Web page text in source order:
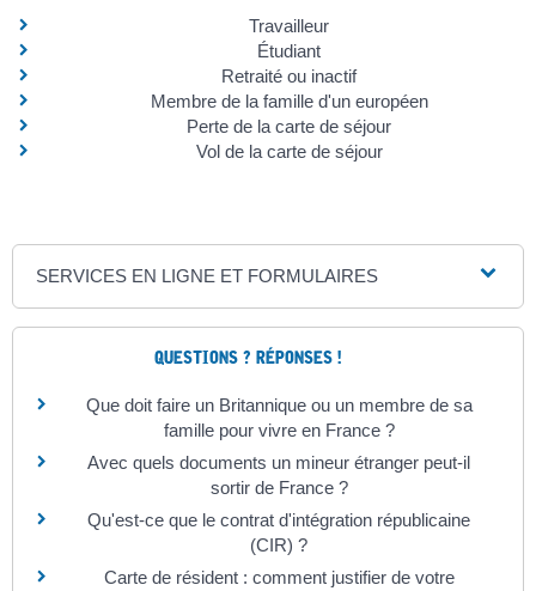
Travailleur
Étudiant
Retraité ou inactif
Membre de la famille d'un européen
Perte de la carte de séjour
Vol de la carte de séjour
SERVICES EN LIGNE ET FORMULAIRES
QUESTIONS ? RÉPONSES !
Que doit faire un Britannique ou un membre de sa
famille pour vivre en France ?
Avec quels documents un mineur étranger peut-il
sortir de France ?
Qu'est-ce que le contrat d'intégration républicaine
(CIR) ?
Carte de résident : comment justifier de votre